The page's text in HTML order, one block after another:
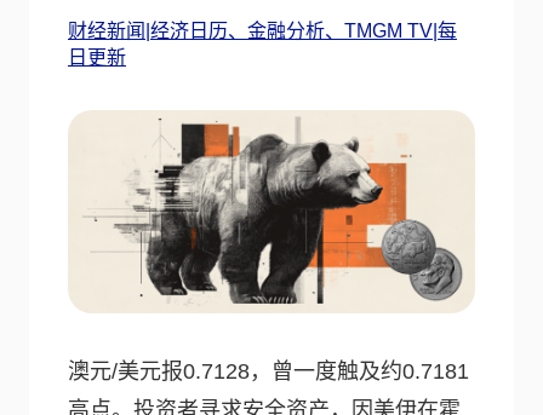
财经新闻|经济日历、金融分析、TMGM TV|每
日更新
澳元/美元报0.7128，曾一度触及约0.7181